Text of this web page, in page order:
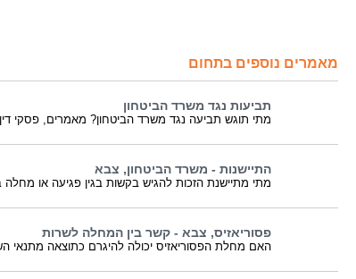
מאמרים נוספים בתחום
תביעות נגד משרד הביטחון
מתי תוגש תביעה נגד משרד הביטחון? מאמרים, פסקי דין
התיישנות - משרד הביטחון, צבא
מתי מתיישנת הזכות להגיש בקשות בגין פגיעה או
פסוריאזיס, צבא - קשר בין המחלה לשרות
האם מחלת הפסוריאזיס יכולה להיגרם כתוצאה מתנאי